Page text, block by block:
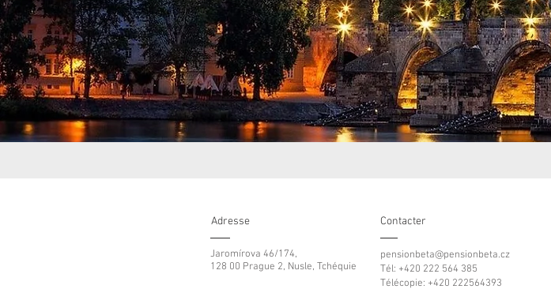
Adresse
Jaromírova 46/174,
128 00 Prague 2, Nusle, Tchéquie
Contacter
pensionbeta@pensionbeta.cz
Tél: +420 222 564 385
Télécopie: +420 222564393